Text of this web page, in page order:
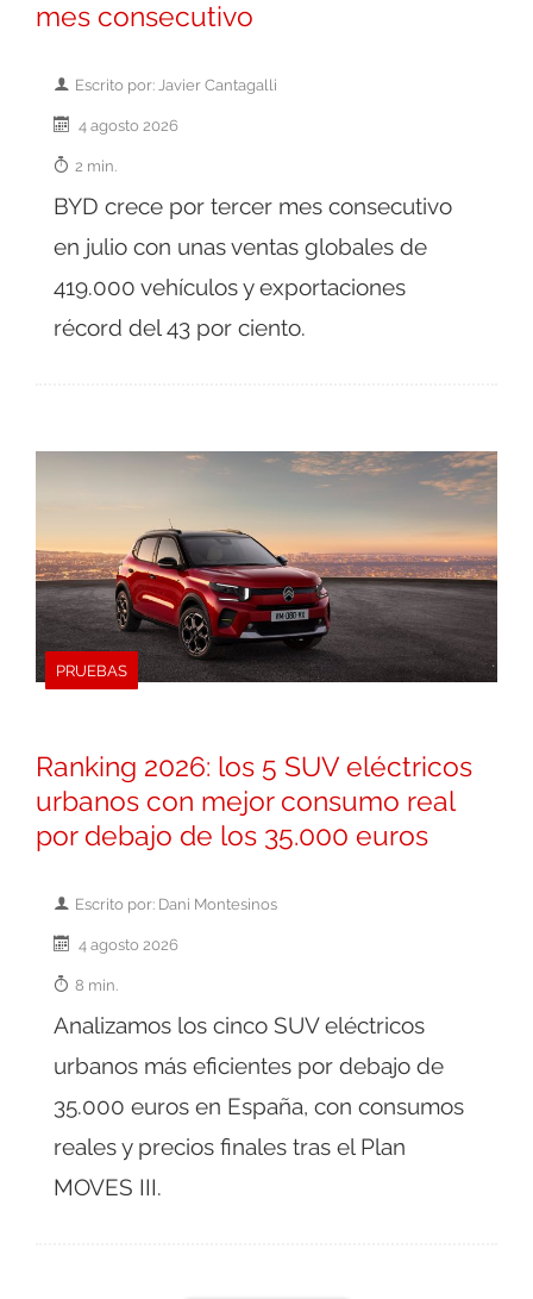
mes consecutivo
Escrito por: Javier Cantagalli
4 agosto 2026
2 min.
BYD crece por tercer mes consecutivo
en julio con unas ventas globales de
419.000 vehículos y exportaciones
récord del 43 por ciento.
PRUEBAS
Ranking 2026: los 5 SUV eléctricos
urbanos con mejor consumo real
por debajo de los 35.000 euros
Escrito por: Dani Montesinos
4 agosto 2026
8 min.
Analizamos los cinco SUV eléctricos
urbanos más eficientes por debajo de
35.000 euros en España, con consumos
reales y precios finales tras el Plan
MOVES III.